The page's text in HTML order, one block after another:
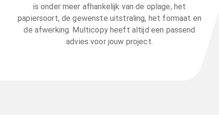
is onder meer afhankelijk van de oplage, het
papiersoort, de gewenste uitstraling, het formaat en
de afwerking. Multicopy heeft altijd een passend
advies voor jouw project.